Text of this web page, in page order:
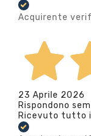
Acquirente
23 Aprile 2026
Rispondono
Ricevuto tutto